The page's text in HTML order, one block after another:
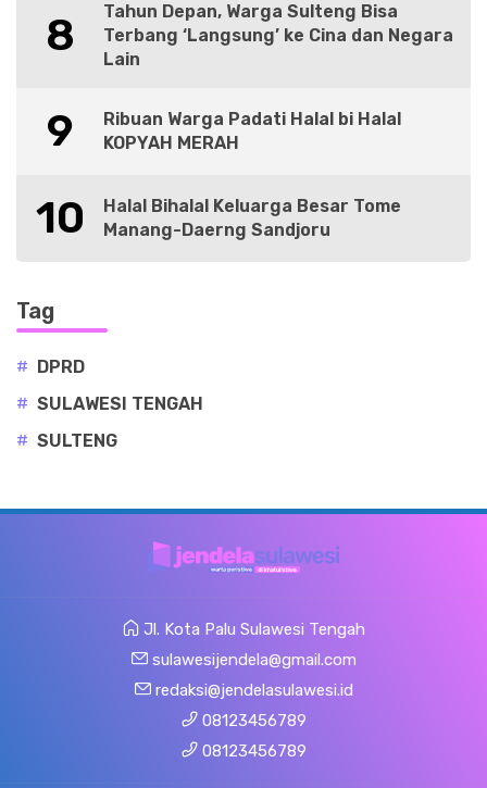
8
Tahun Depan, Warga Sulteng Bisa
Terbang ‘Langsung’ ke Cina dan Negara
Lain
9
Ribuan Warga Padati Halal bi Halal
KOPYAH MERAH
10
Halal Bihalal Keluarga Besar Tome
Manang-Daerng Sandjoru
Tag
# DPRD
# SULAWESI TENGAH
# SULTENG
Jl. Kota Palu Sulawesi Tengah
sulawesijendela@gmail.com
redaksi@jendelasulawesi.id
08123456789
08123456789